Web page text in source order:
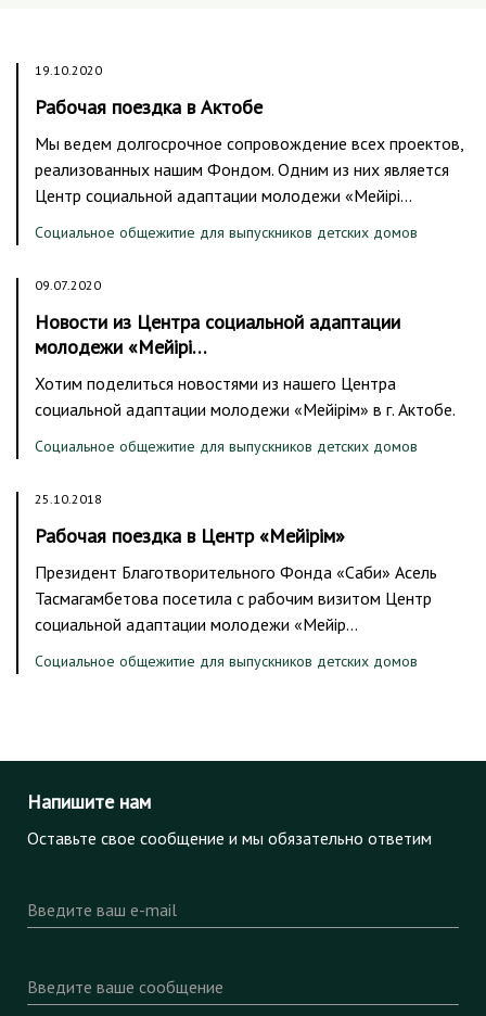
19.10.2020
Рабочая поездка в Актобе
Мы ведем долгосрочное сопровождение всех проектов,
реализованных нашим Фондом. Одним из них является
Центр социальной адаптации молодежи «Мейірі…
Социальное общежитие для выпускников детских домов
09.07.2020
Новости из Центра социальной адаптации
молодежи «Мейірі…
Хотим поделиться новостями из нашего Центра
социальной адаптации молодежи «Мейірім» в г. Актобе.
Социальное общежитие для выпускников детских домов
25.10.2018
Рабочая поездка в Центр «Мейірім»
Президент Благотворительного Фонда «Саби» Асель
Тасмагамбетова посетила с рабочим визитом Центр
социальной адаптации молодежи «Мейір…
Социальное общежитие для выпускников детских домов
Напишите нам
Оставьте свое сообщение и мы обязательно ответим
Введите ваш e-mail
Введите ваше сообщение